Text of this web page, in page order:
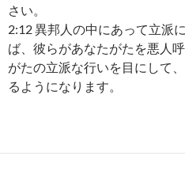
さい。
2:12 異邦人の中にあって立派
ば、彼らがあなたがたを悪人
がたの立派な行いを目にして
るようになります。